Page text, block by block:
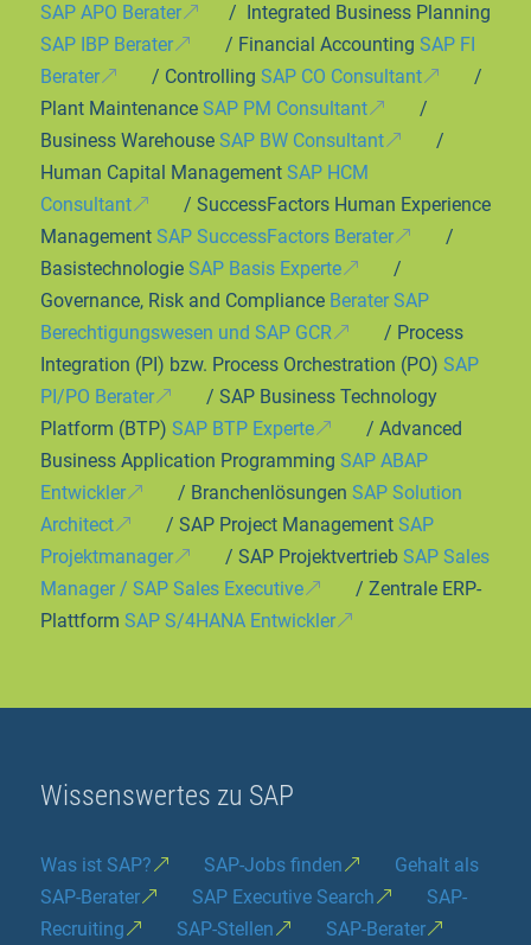
SAP APO Berater
/ Integrated Business Planning
SAP IBP Berater
/ Financial Accounting SAP FI
Berater
/ Controlling SAP CO Consultant
/
Plant Maintenance SAP PM Consultant
/
Business Warehouse SAP BW Consultant
/
Human Capital Management SAP HCM
Consultant
/ SuccessFactors Human Experience
Management SAP SuccessFactors Berater
/
Basistechnologie SAP Basis Experte
/
Governance, Risk and Compliance Berater SAP
Berechtigungswesen und SAP GCR
/ Process
Integration (PI) bzw. Process Orchestration (PO) SAP
PI/PO Berater
/ SAP Business Technology
Platform (BTP) SAP BTP Experte
/ Advanced
Business Application Programming SAP ABAP
Entwickler
/ Branchenlösungen SAP Solution
Architect
/ SAP Project Management SAP
Projektmanager
/ SAP Projektvertrieb SAP Sales
Manager / SAP Sales Executive
/ Zentrale ERP-
Plattform SAP S/4HANA Entwickler
Wissenswertes zu SAP
Was ist SAP? SAP-Jobs finden
Gehalt als
SAP-Berater
SAP Executive Search
SAP-
Recruiting
SAP-Stellen SAP-Berater